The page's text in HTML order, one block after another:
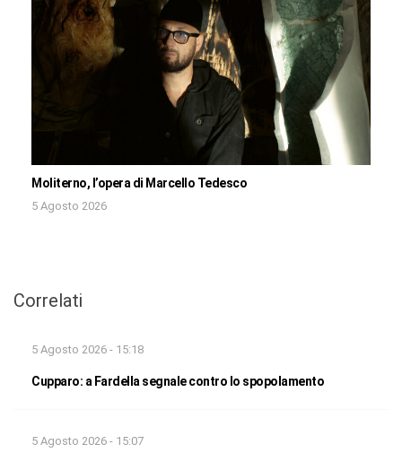
Moliterno, l’opera di Marcello Tedesco
5 Agosto 2026
Correlati
5 Agosto 2026 - 15:18
Cupparo: a Fardella segnale contro lo spopolamento
5 Agosto 2026 - 15:07